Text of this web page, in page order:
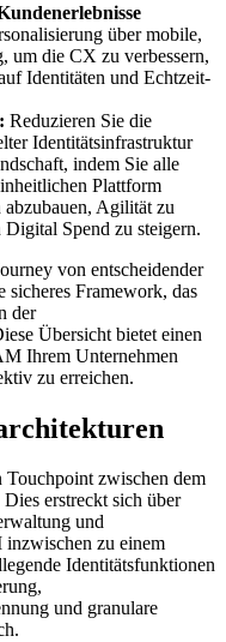
über mobile,
um die CX zu verbessern,
Identitäten und Echtzeit-
Reduzieren Sie die
Identitätsinfrastruktur
indem Sie alle
Plattform
Agilität zu
Spend zu steigern.
von entscheidender
sicheres Framework, das
der
Übersicht bietet einen
Ihrem Unternehmen
zu erreichen.
zwischen dem
erstreckt sich über
und
zu einem
Identitätsfunktionen
und granulare